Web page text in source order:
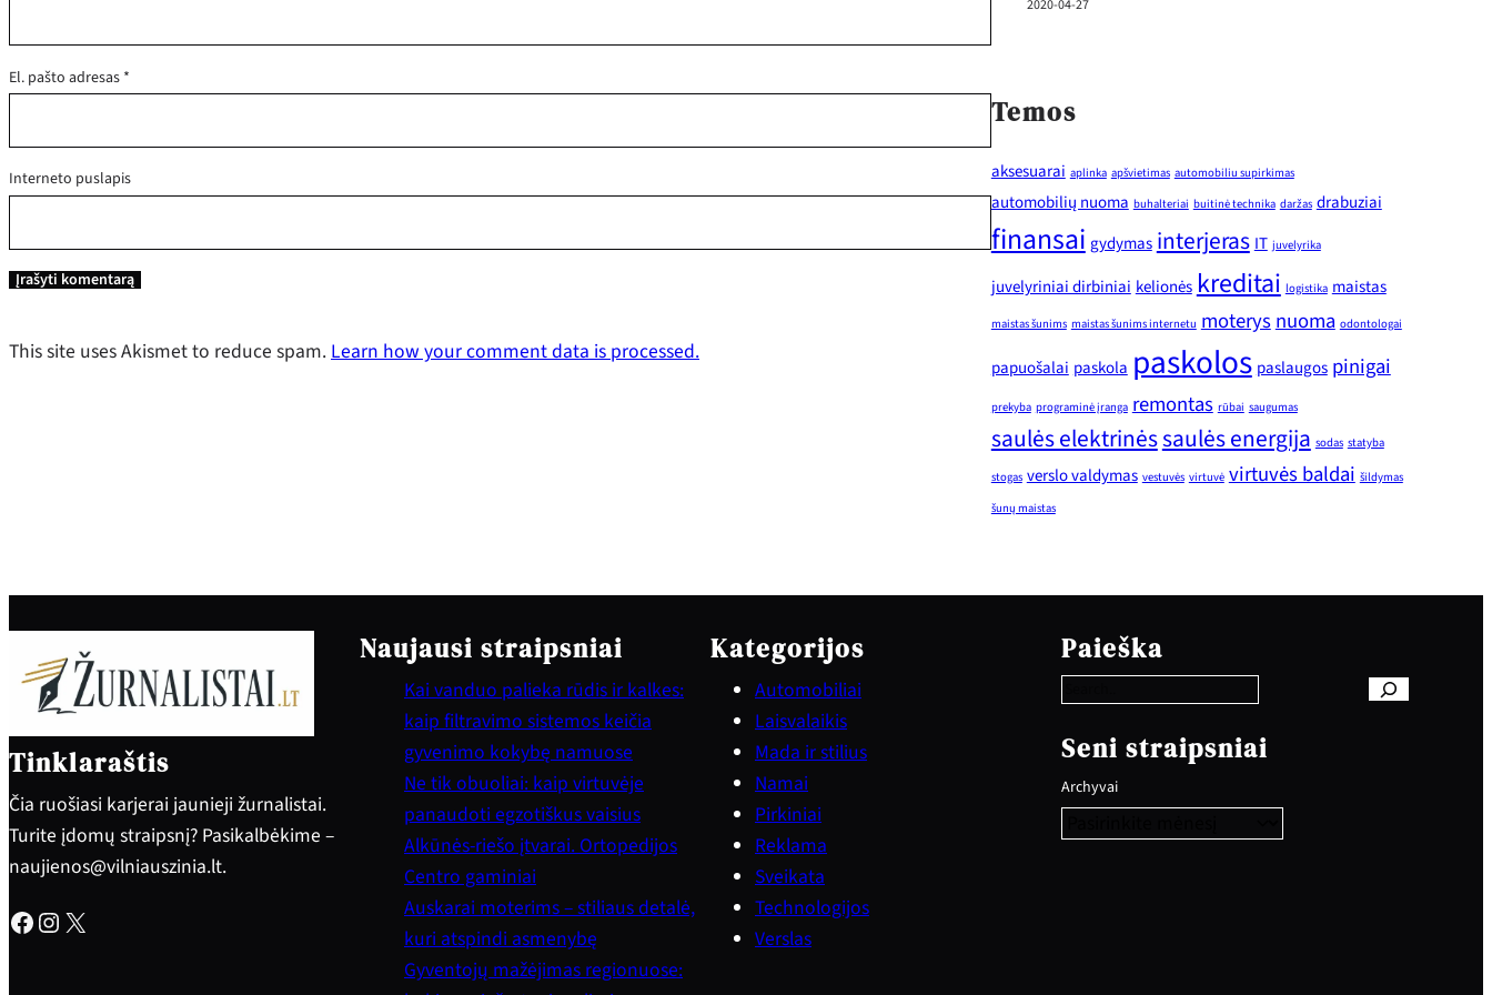
El. pašto adresas *
Interneto puslapis
This site uses Akismet to reduce spam. Learn how your comment data is processed.
2020-04-27
Temos
aksesuarai aplinka apšvietimas automobiliu supirkimas
automobilių nuoma buhalteriai buitinė technika daržas drabuziai
finansai gydymas interjeras IT juvelyrika
juvelyriniai dirbiniai kelionėskreditai logistika maistas
maistas šunims maistas šunims internetu moterys nuoma odontologai
papuošalai paskola paskolos paslaugos pinigai
prekyba programinė įranga remontas rūbai saugumas
saulės elektrinėssaulės energija sodas statyba
stogas verslo valdymas vestuvės virtuvė virtuvės baldai šildymas
šunų maistas
Tinklaraštis
Čia ruošiasi karjerai jaunieji žurnalistai.
Turite įdomų straipsnį? Pasikalbėkime –
naujienos@vilniauszinia.lt.
Facebook Instagram X
Naujausi straipsniai
Kai vanduo palieka rūdis ir kalkes:
kaip filtravimo sistemos keičia
gyvenimo kokybę namuose
Ne tik obuoliai: kaip virtuvėje
panaudoti egzotiškus vaisius
Alkūnės-riešo įtvarai. Ortopedijos
Centro gaminiai
Auskarai moterims – stiliaus detalė,
kuri atspindi asmenybę
Gyventojų mažėjimas regionuose:
Kategorijos
Automobiliai
Laisvalaikis
Mada ir stilius
Namai
Pirkiniai
Reklama
Sveikata
Technologijos
Verslas
Paieška
e
a
c
h
Seni straipsniai
Archyvai